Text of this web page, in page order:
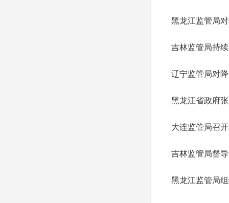
黑龙江监管局
吉林监管局持
辽宁监管局对
黑龙江省政府
大连监管局召
吉林监管局督
黑龙江监管局